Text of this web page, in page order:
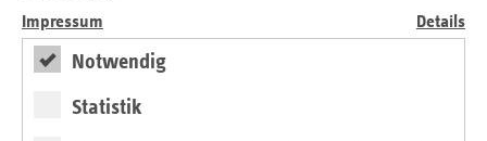
Impressum
Details
Notwendig
Statistik
entwickelt, die den Bewohner:innen eine gesunde
Ernährung, körperliche Aktivität und vielfältige
Neben den Grundlagen des ökologischen Gemüseanbaus